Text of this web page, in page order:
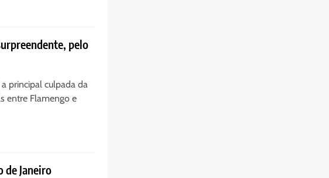
pelo
principal culpada da
entre Flamengo e
de Janeiro